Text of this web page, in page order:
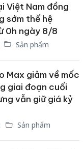
Việt Nam đồng
sớm thế hệ
0h ngày 8/8
Sản phẩm
Max giảm về mốc
giai đoạn cuối
vẫn giữ giá kỷ
Sản phẩm